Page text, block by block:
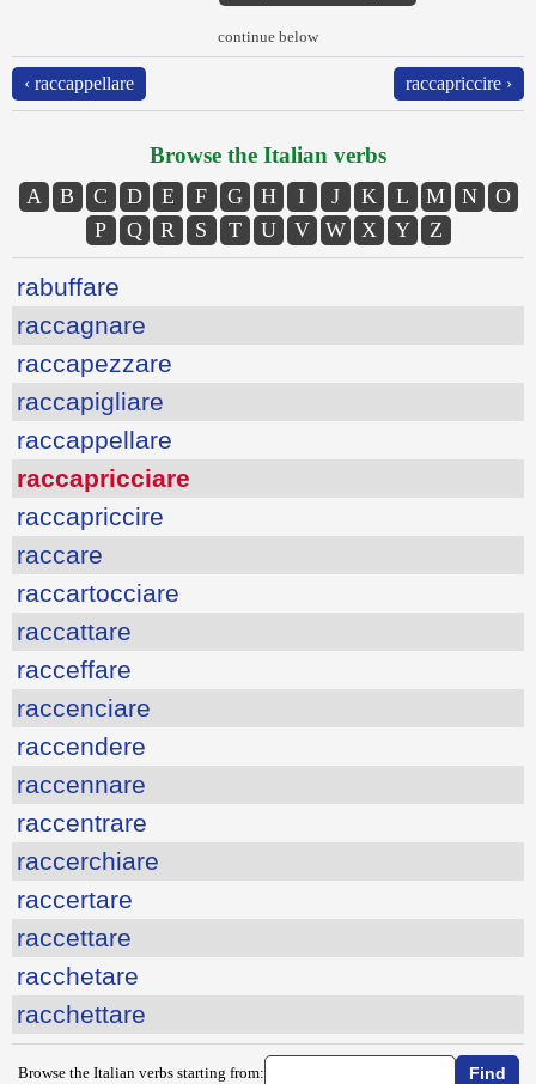
continue below
‹ raccappellare raccapriccire ›
Browse the Italian verbs
A B C D E F G H I J K L M N
O
P
Q R S T U V W X Y Z
rabuffare
raccagnare
raccapezzare
raccapigliare
raccappellare
raccapricciare
raccapriccire
raccare
raccartocciare
raccattare
racceffare
raccenciare
raccendere
raccennare
raccentrare
raccerchiare
raccertare
raccettare
racchetare
racchettare
Browse the Italian verbs starting from: